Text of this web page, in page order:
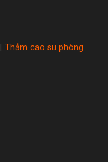
Thảm cao su phòng